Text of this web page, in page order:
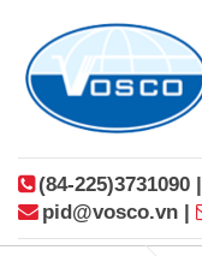
(84-225)3731090 |
pid@vosco.vn |